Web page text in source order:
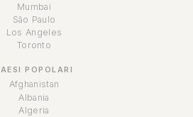
Mumbai
São Paulo
Los Angeles
Toronto
POPOLARI
Afghanistan
Albania
Algeria